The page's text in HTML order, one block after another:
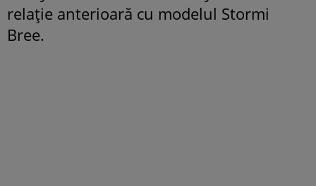
relație anterioară cu modelul Stormi
Bree.